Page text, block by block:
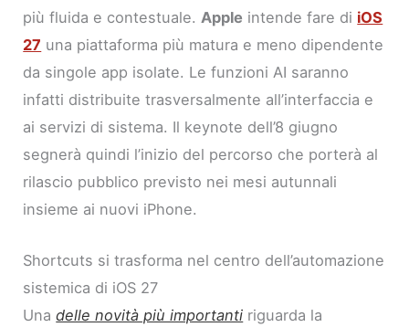
più fluida e contestuale. Apple intende fare di iOS
27 una piattaforma più matura e meno dipendente
da singole app isolate. Le funzioni AI saranno
infatti distribuite trasversalmente all’interfaccia e
ai servizi di sistema. Il keynote dell’8 giugno
segnerà quindi l’inizio del percorso che porterà al
rilascio pubblico previsto nei mesi autunnali
insieme ai nuovi iPhone.
Shortcuts si trasforma nel centro dell’automazione
sistemica di iOS 27
Unadelle novità più importanti riguarda la